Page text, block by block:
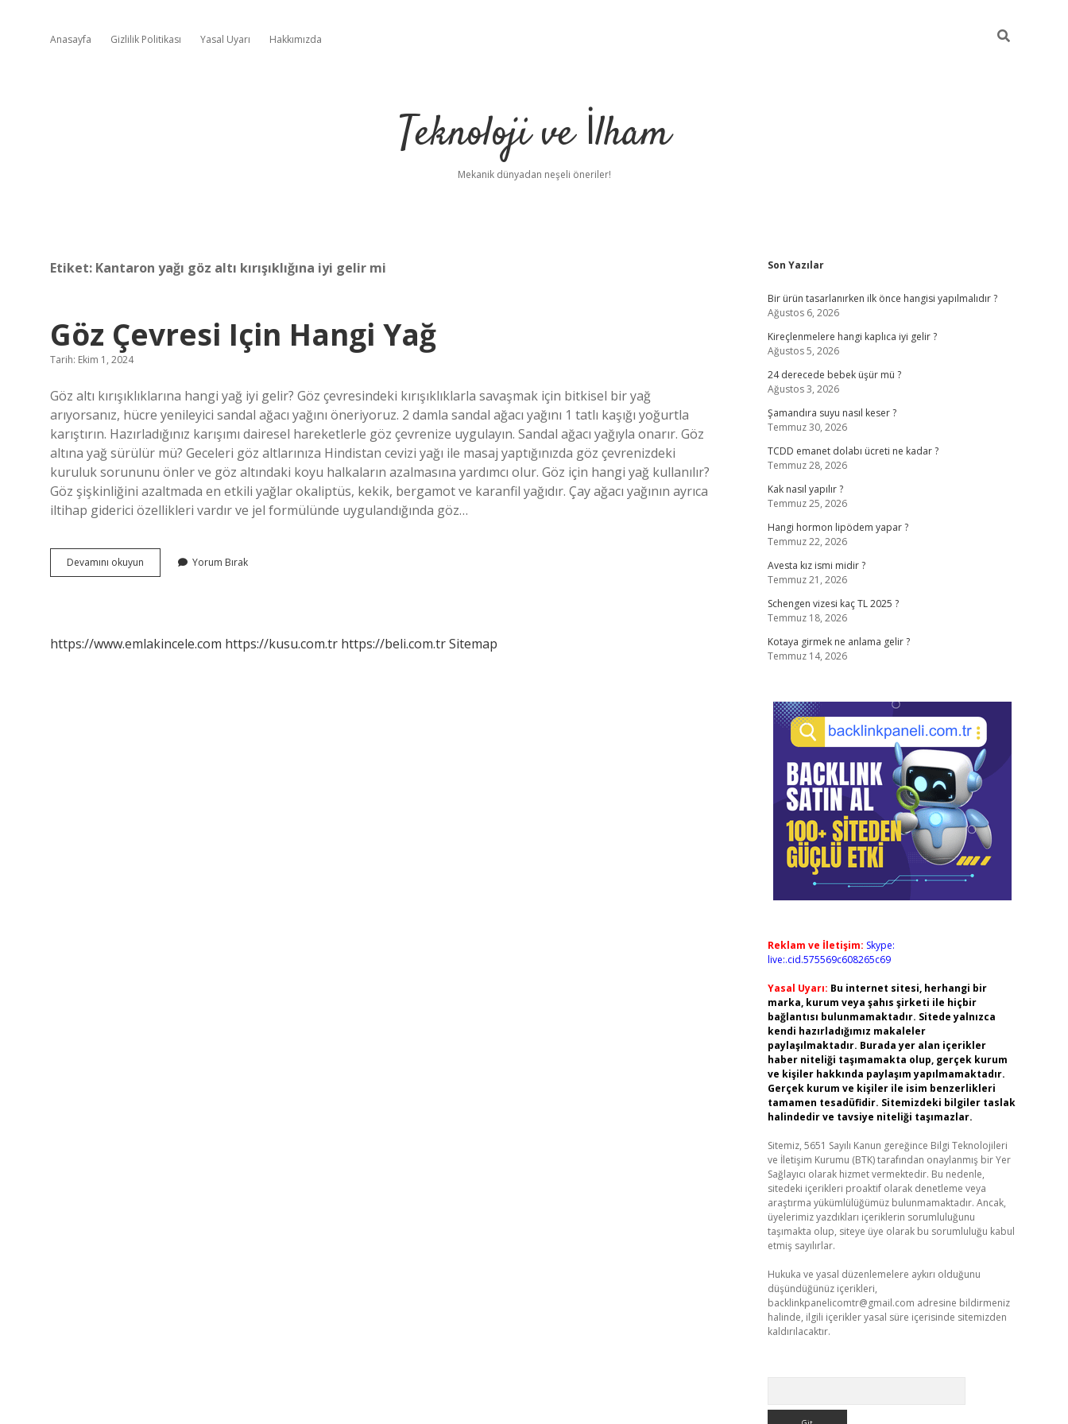
Anasayfa Gizlilik Politikası Yasal Uyarı Hakkımızda
Teknoloji ve İlham
Mekanik dünyadan neşeli öneriler!
Etiket: Kantaron yağı göz altı kırışıklığına iyi gelir mi
Göz Çevresi Için Hangi Yağ
Tarih: Ekim 1, 2024
Göz altı kırışıklıklarına hangi yağ iyi gelir? Göz çevresindeki kırışıklıklarla savaşmak için bitkisel bir yağ
arıyorsanız, hücre yenileyici sandal ağacı yağını öneriyoruz. 2 damla sandal ağacı yağını 1 tatlı kaşığı yoğurtla
karıştırın. Hazırladığınız karışımı dairesel hareketlerle göz çevrenize uygulayın. Sandal ağacı yağıyla onarır. Göz
altına yağ sürülür mü? Geceleri göz altlarınıza Hindistan cevizi yağı ile masaj yaptığınızda göz çevrenizdeki
kuruluk sorununu önler ve göz altındaki koyu halkaların azalmasına yardımcı olur. Göz için hangi yağ kullanılır?
Göz şişkinliğini azaltmada en etkili yağlar okaliptüs, kekik, bergamot ve karanfil yağıdır. Çay ağacı yağının ayrıca
iltihap giderici özellikleri vardır ve jel formülünde uygulandığında göz…
Devamını okuyun
Çevresi
Yorum Bırak
https://www.emlakincele.com https://kusu.com.tr https://beli.com.trSitemap
Sidebar
Son Yazılar
Bir ürün tasarlanırken ilk önce hangisi yapılmalıdır ?
Ağustos 6, 2026
Kireçlenmelere hangi kaplıca iyi gelir ?
Ağustos 5, 2026
24 derecede bebek üşür mü ?
Ağustos 3, 2026
Şamandıra suyu nasıl keser ?
Temmuz 30, 2026
TCDD emanet dolabı ücreti ne kadar ?
Temmuz 28, 2026
Kak nasıl yapılır ?
Temmuz 25, 2026
Hangi hormon lipödem yapar ?
Temmuz 22, 2026
Avesta kız ismi midir ?
Temmuz 21, 2026
Schengen vizesi kaç TL 2025 ?
Temmuz 18, 2026
Kotaya girmek ne anlama gelir ?
Temmuz 14, 2026
Reklam ve İletişim: Skype:
live:.cid.575569c608265c69
Yasal Uyarı: Bu internet sitesi, herhangi bir
marka, kurum veya şahıs şirketi ile hiçbir
bağlantısı bulunmamaktadır. Sitede yalnızca
kendi hazırladığımız makaleler
paylaşılmaktadır. Burada yer alan içerikler
haber niteliği taşımamakta olup, gerçek kurum
ve kişiler hakkında paylaşım yapılmamaktadır.
Gerçek kurum ve kişiler ile isim benzerlikleri
tamamen tesadüfidir. Sitemizdeki bilgiler taslak
halindedir ve tavsiye niteliği taşımazlar.
Sitemiz, 5651 Sayılı Kanun gereğince Bilgi Teknolojileri
ve İletişim Kurumu (BTK) tarafından onaylanmış bir Yer
Sağlayıcı olarak hizmet vermektedir. Bu nedenle,
sitedeki içerikleri proaktif olarak denetleme veya
araştırma yükümlülüğümüz bulunmamaktadır. Ancak,
üyelerimiz yazdıkları içeriklerin sorumluluğunu
taşımakta olup, siteye üye olarak bu sorumluluğu kabul
etmiş sayılırlar.
Hukuka ve yasal düzenlemelere aykırı olduğunu
düşündüğünüz içerikleri,
backlinkpanelicomtr@gmail.com adresine bildirmeniz
halinde, ilgili içerikler yasal süre içerisinde sitemizden
kaldırılacaktır.